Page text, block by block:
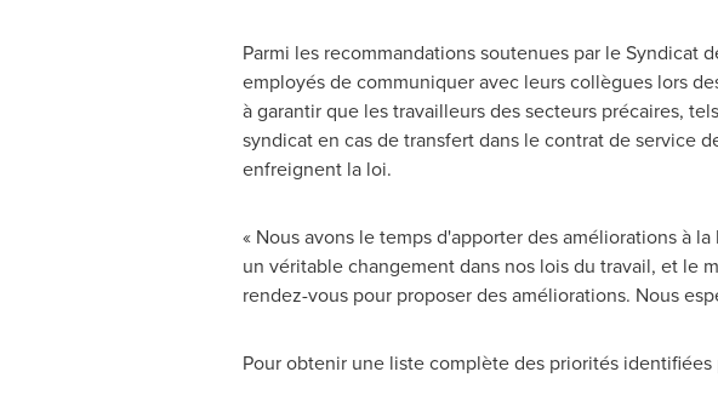
Parmi les recommandations soutenues par le
employés de communiquer avec leurs collègues lors
à garantir que les travailleurs des secteurs précaires,
syndicat en cas de transfert dans le contrat de service
enfreignent la loi.
« Nous avons le temps d'apporter des améliorations à
un véritable changement dans nos lois du travail, et le
rendez-vous pour proposer des améliorations. Nous
Pour obtenir une liste complète des priorités